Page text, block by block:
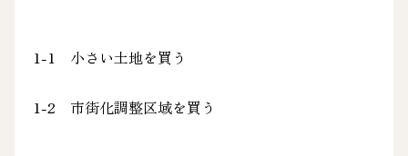
1-1 小さい土地を買う
1-2 市街化調整区域を買う